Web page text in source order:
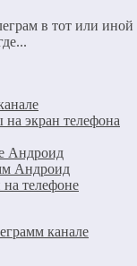
в тот или
экран телефона
Андроид
Андроид
телефоне